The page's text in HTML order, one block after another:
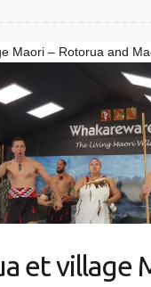
Maori – Rotorua and
et village